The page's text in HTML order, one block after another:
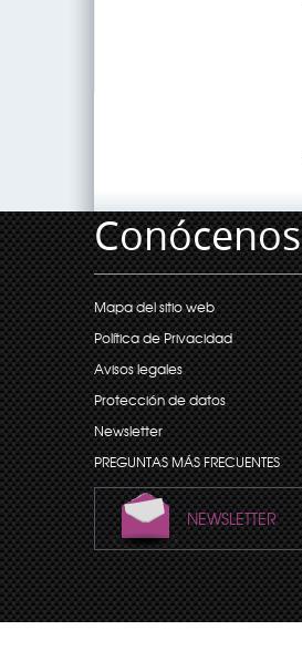
Conócenos
Mapa del sitio web
Política de Privacidad
Avisos legales
Protección de datos
Newsletter
PREGUNTAS MÁS FRECUENTES
NEWSLETTER